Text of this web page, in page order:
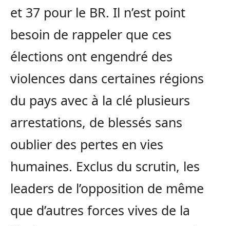
et 37 pour le BR. Il n’est point
besoin de rappeler que ces
élections ont engendré des
violences dans certaines régions
du pays avec à la clé plusieurs
arrestations, de blessés sans
oublier des pertes en vies
humaines. Exclus du scrutin, les
leaders de l’opposition de même
que d’autres forces vives de la